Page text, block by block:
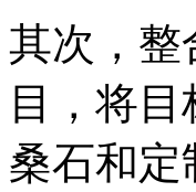
其次，整
目，将
桑石和定